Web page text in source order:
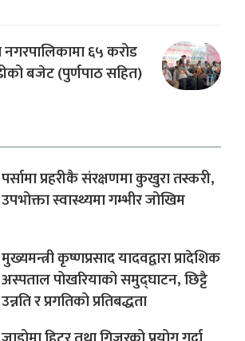
६५ करोड
बजेट (पुर्णपाठ सहित)
पर्सामा प्रहरीकै संरक्षणमा कुखुरा तस्करी,
उपभोक्ता स्वास्थ्यमा गम्भीर जोखिम
मुख्यमन्त्री कृष्णप्रसाद यादवद्वारा प्रादेशिक
अस्पताल पोखरियाको समुद्घाटन, छिट्टै
उन्नति र प्रगतिको प्रतिबद्धता